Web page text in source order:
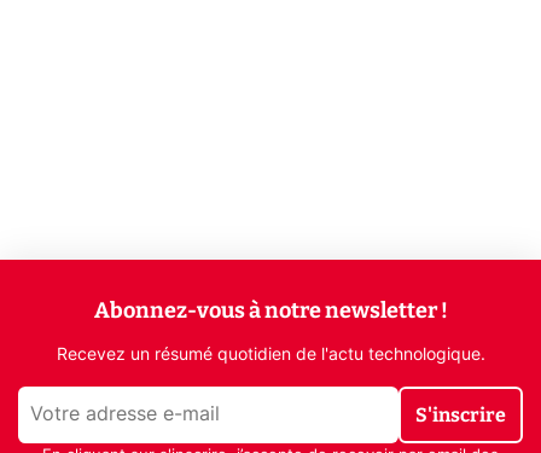
Abonnez-vous à notre newsletter !
Recevez un résumé quotidien de l'actu technologique.
S'inscrire